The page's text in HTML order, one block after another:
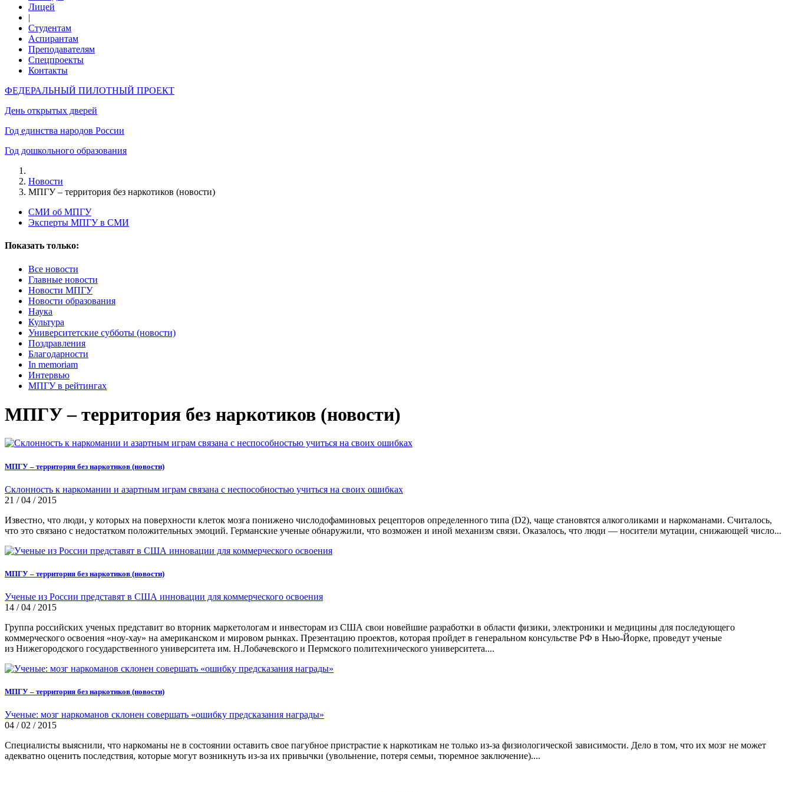
Лицей
|
Студентам
Аспирантам
Преподавателям
Спецпроекты
Контакты
ФЕДЕРАЛЬНЫЙ ПИЛОТНЫЙ ПРОЕКТ
День открытых дверей
Год единства народов России
Год дошкольного образования
Новости
МПГУ – территория без наркотиков (новости)
СМИ об МПГУ
Эксперты МПГУ в СМИ
Показать только:
Все новости
Главные новости
Новости МПГУ
Новости образования
Наука
Культура
Университетские субботы (новости)
Поздравления
Благодарности
In memoriam
Интервью
МПГУ в рейтингах
МПГУ – территория без наркотиков (новости)
МПГУ – территория без наркотиков (новости)
Склонность к наркомании и азартным играм связана с неспособностью учиться на своих ошибках
21 / 04 / 2015
Известно, что люди, у которых на поверхности клеток мозга понижено числодофаминовых рецепторов определенного типа (D2), чаще становятся алкоголиками и наркоманами. Считалось,
что это связано с недостатком положительных эмоций. Германские ученые обнаружили, что возможен и иной механизм связи. Оказалось, что люди — носители мутации, снижающей число...
МПГУ – территория без наркотиков (новости)
Ученые из России представят в США инновации для коммерческого освоения
14 / 04 / 2015
Группа российских ученых представит во вторник маркетологам и инвесторам из США свои новейшие разработки в области физики, электроники и медицины для последующего
коммерческого освоения «ноу-хау» на американском и мировом рынках. Презентацию проектов, которая пройдет в генеральном консульстве РФ в Нью-Йорке, проведут ученые
из Нижегородского государственного университета им. Н.Лобачевского и Пермского политехнического университета....
МПГУ – территория без наркотиков (новости)
Ученые: мозг наркоманов склонен совершать «ошибку предсказания награды»
04 / 02 / 2015
Специалисты выяснили, что наркоманы не в состоянии оставить свое пагубное пристрастие к наркотикам не только из-за физиологической зависимости. Дело в том, что их мозг не может
адекватно оценить последствия, которые могут возникнуть из-за их привычки (увольнение, потеря семьи, тюремное заключение)....